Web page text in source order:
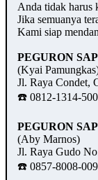
Anda tidak harus
Jika semuanya
Kami siap
PEGURON
(Kyai
Jl. Raya Condet,
☎️ 0812-1314-
PEGURON
(Aby Marnos)
Jl. Raya Gudo
☎️ 0857-8008-